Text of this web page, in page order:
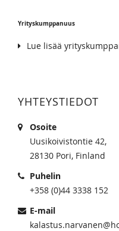
Yrityskumppanuus
Lue lisää
YHTEYSTIEDOT
Osoite
Uusikoivistontie 42,
28130 Pori, Finland
Puhelin
+358 (0)44 3338 152
E-mail